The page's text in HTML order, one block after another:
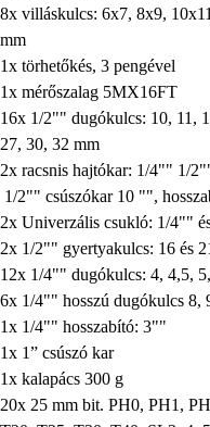
8x villáskulcs: 6x7, 8x9,
mm
1x törhetőkés, 3 pengével
1x mérőszalag 5MX16FT
16x 1/2"" dugókulcs: 10, 11,
27, 30, 32 mm
2x racsnis hajtókar: 1/4"" 1/
1/2"" csúszókar 10 "",
2x Univerzális csukló: 1/4""
2x 1/2"" gyertyakulcs: 16 és
12x 1/4"" dugókulcs: 4, 4,5,
6x 1/4"" hosszú dugókulcs 8,
1x 1/4"" hosszabító: 3""
1x 1” csúszó kar
1x kalapács 300 g
20x 25 mm bit. PH0, PH1,